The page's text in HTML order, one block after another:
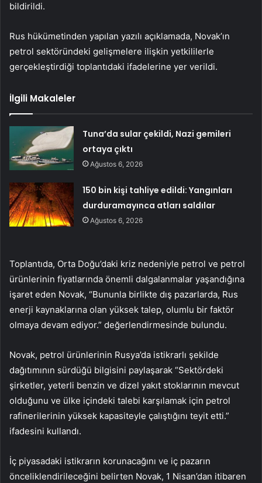
bildirildi.
Rus hükümetinden yapılan yazılı açıklamada, Novak’ın
petrol sektöründeki gelişmelere ilişkin yetkililerle
gerçekleştirdiği toplantıdaki ifadelerine yer verildi.
İlgili Makaleler
Tuna’da sular çekildi, Nazi gemileri
ortaya çıktı
Ağustos 6, 2026
150 bin kişi tahliye edildi: Yangınları
durduramayınca atları saldılar
Ağustos 6, 2026
Toplantıda, Orta Doğu’daki kriz nedeniyle petrol ve petrol
ürünlerinin fiyatlarında önemli dalgalanmalar yaşandığına
işaret eden Novak, “Bununla birlikte dış pazarlarda, Rus
enerji kaynaklarına olan yüksek talep, olumlu bir faktör
olmaya devam ediyor.” değerlendirmesinde bulundu.
Novak, petrol ürünlerinin Rusya’da istikrarlı şekilde
dağıtımının sürdüğü bilgisini paylaşarak “Sektördeki
şirketler, yeterli benzin ve dizel yakıt stoklarının mevcut
olduğunu ve ülke içindeki talebi karşılamak için petrol
rafinerilerinin yüksek kapasiteyle çalıştığını teyit etti.”
ifadesini kullandı.
İç piyasadaki istikrarın korunacağını ve iç pazarın
önceliklendirileceğini belirten Novak, 1 Nisan’dan itibaren